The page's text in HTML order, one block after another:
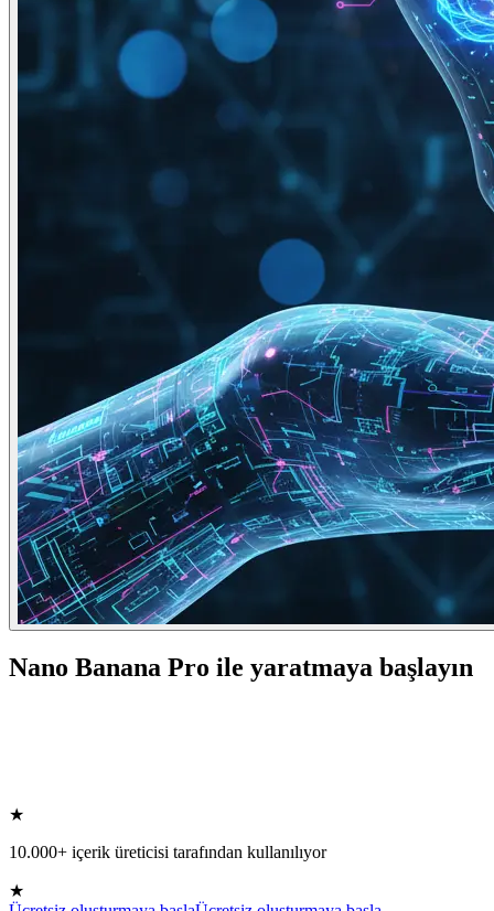
Nano Banana Pro ile yaratmaya başlayın
★
10.000+ içerik üreticisi tarafından kullanılıyor
★